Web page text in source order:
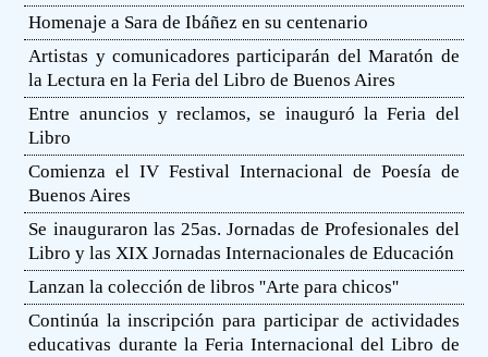
Homenaje a Sara de Ibáñez en su centenario
Artistas y comunicadores participarán del Maratón de
la Lectura en la Feria del Libro de Buenos Aires
Entre anuncios y reclamos, se inauguró la Feria del
Libro
Comienza el IV Festival Internacional de Poesía de
Buenos Aires
Se inauguraron las 25as. Jornadas de Profesionales del
Libro y las XIX Jornadas Internacionales de Educación
Lanzan la colección de libros ''Arte para chicos''
Continúa la inscripción para participar de actividades
educativas durante la Feria Internacional del Libro de